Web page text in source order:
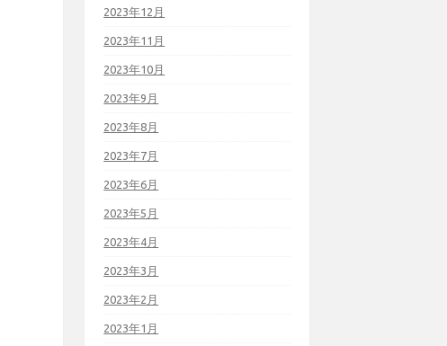
2023年12月
2023年11月
2023年10月
2023年9月
2023年8月
2023年7月
2023年6月
2023年5月
2023年4月
2023年3月
2023年2月
2023年1月